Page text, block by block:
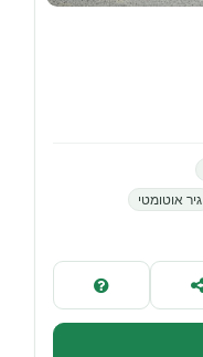
גיר אוטומטי